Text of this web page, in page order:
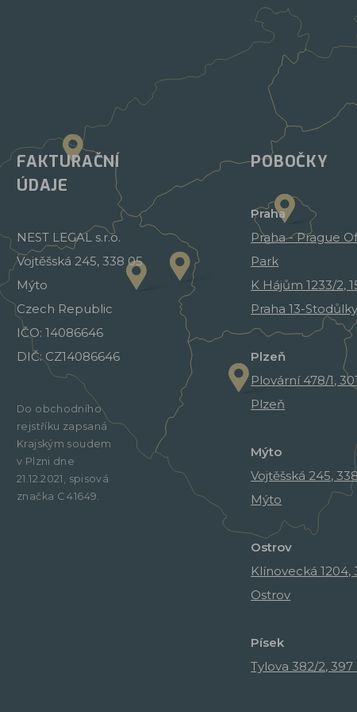
FAKTURAČNÍ
ÚDAJE
NEST LEGAL s.r.o.
Vojtěšská 245, 338 05
Mýto
Czech Republic
IČO: 14086646
DIČ: CZ14086646
Do obchodního
rejstříku zapsaná
Krajským soudem
v Plzni dne
21.12.2021, spisová
značka C 41649.
POBOČKY
Praha
Praha - Prague
Park
K Hájům 1233/2,
Praha 13-Stodůlky
Plzeň
Plovární 478/1,
Plzeň
Mýto
Vojtěšská 245,
Mýto
Ostrov
Klínovecká 1204,
Ostrov
Písek
Tylova 382/2, 397